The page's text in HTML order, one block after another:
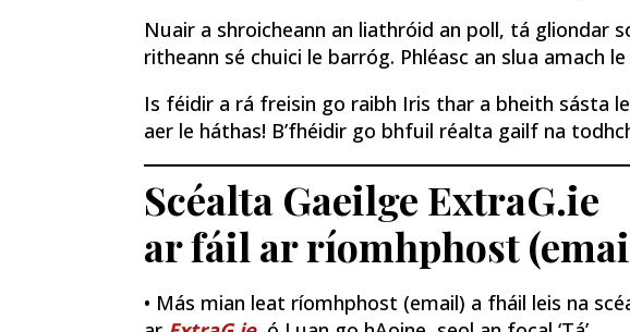
Nuair a shroicheann an liathróid an poll, tá gliondar
ritheann sé chuici le barróg. Phléasc an slua amach
Is féidir a rá freisin go raibh Iris thar a bheith sásta
aer le háthas! B’fhéidir go bhfuil réalta gailf na
Scéalta Gaeilge ExtraG.ie
ar fáil ar ríomhphost
• Más mian leat ríomhphost (email) a fháil leis na